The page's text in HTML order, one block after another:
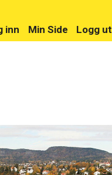
inn Min Side Logg ut